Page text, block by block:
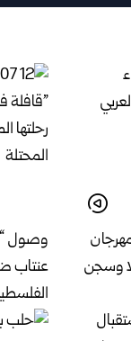
وسجن
وصول
عنتاب